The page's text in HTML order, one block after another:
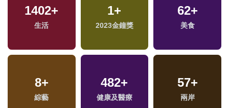
1402+
生活
1+
2023金鐘獎
62+
美食
8+
綜藝
482+
健康及醫療
57+
兩岸